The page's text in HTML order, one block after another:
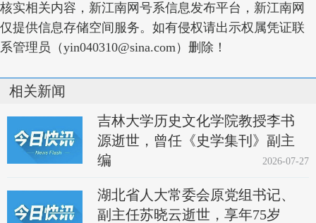
核实相关内容，新江南网号系信息发布平台，新江南网
仅提供信息存储空间服务。如有侵权请出示权属凭证联
系管理员（yin040310@sina.com）删除！
相关新闻
吉林大学历史文化学院教授李书
源逝世，曾任《史学集刊》副主
编
2026-07-27
湖北省人大常委会原党组书记、
副主任苏晓云逝世，享年75岁